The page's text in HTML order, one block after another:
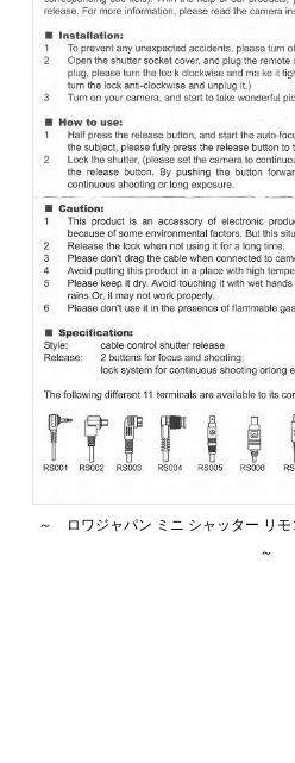
～ ロワジャパン ミニ シャッター リ
～